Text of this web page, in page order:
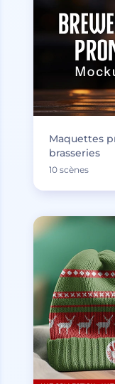
Maquettes
brasseries
10 scènes